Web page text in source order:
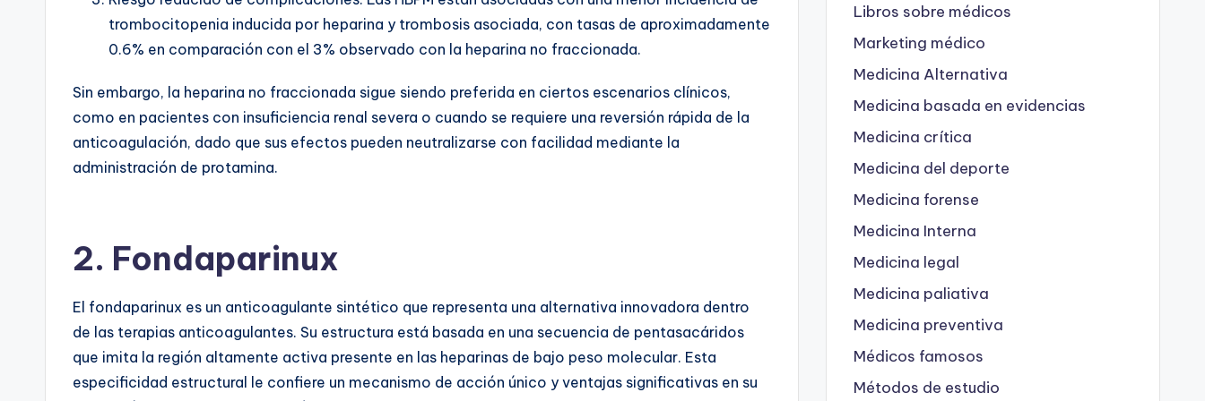
trombocitopenia inducida por heparina y trombosis asociada, con tasas de aproximadamente
0.6% en comparación con el 3% observado con la heparina no fraccionada.
Sin embargo, la heparina no fraccionada sigue siendo preferida en ciertos escenarios clínicos,
como en pacientes con insuficiencia renal severa o cuando se requiere una reversión rápida de la
anticoagulación, dado que sus efectos pueden neutralizarse con facilidad mediante la
administración de protamina.
2. Fondaparinux
El fondaparinux es un anticoagulante sintético que representa una alternativa innovadora dentro
de las terapias anticoagulantes. Su estructura está basada en una secuencia de pentasacáridos
que imita la región altamente activa presente en las heparinas de bajo peso molecular. Esta
especificidad estructural le confiere un mecanismo de acción único y ventajas significativas en su
Libros sobre médicos
Marketing médico
Medicina Alternativa
Medicina basada en evidencias
Medicina crítica
Medicina del deporte
Medicina forense
Medicina Interna
Medicina legal
Medicina paliativa
Medicina preventiva
Médicos famosos
Métodos de estudio